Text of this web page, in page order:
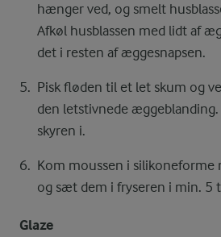
hænger ved, og smelt
Afkøl husblassen med lidt af
det i resten af æggesnapsen.
Pisk fløden til et let skum og
den letstivnede
skyren i.
Kom moussen i silikoneforme
og sæt dem i fryseren i min. 5
Glaze